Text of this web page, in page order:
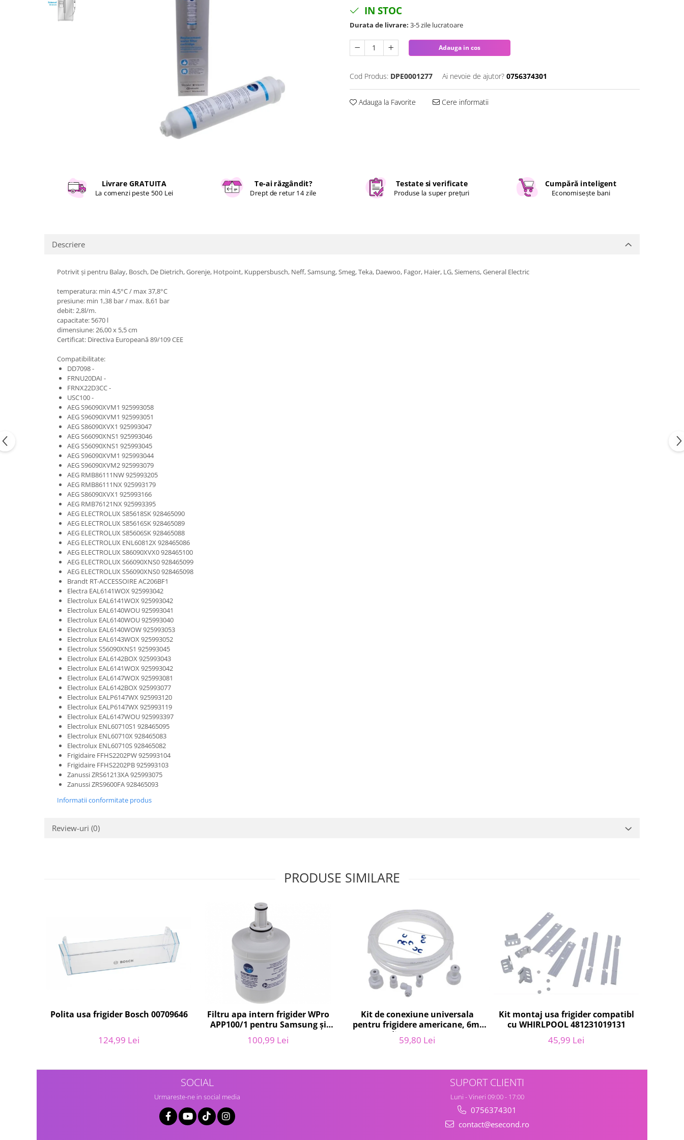
Curatenie si intretinere
Scule electrice si unelte
Silicon, spume si solutii tehnice
Laptopuri si Accesorii
Telefoane Mobile & accesorii
Wearable & Gadgeturi
Electrocasnice & Climatizare
rufe si uscatoare
Accesorii si piese masini spalat
Aparate Frigorifice
Aparate Racire Aer
Aragaze si cuptoare cu microunde
Climatizare & sisteme de incalzire
Electrocasnice pentru Bucatarie
Fiare de calcat si masini de cusut
Ingrijire Locuinta
Purificatoare de aer
Ceasuri barbatesti
Cutii, curele si accesorii ceasuri
Genti si accesorii barbati
Genti si accesorii femei
Imbracaminte barbati
Imbracaminte femei
Imbracaminte si Incaltaminte copii
Incaltaminte barbati
Incaltaminte femei
Ochelari de soare
Ochelari de vedere
Gaming, Carti & Birotica
Birotica & Papetarie
Console, Jocuri & Accesorii
Ingrijire personala & Cosmetice
Accesorii aparate de ras electrice
Accesorii aparate hair styling
Aparate & Accesorii ingrijire
Aparate cosmetice
Consumabile sanitare
Accesorii animale de companie
Igiena animale de companie
IN STOC
Durata de livrare: 3-5 zile lucratoare
Adauga in cos
Cod Produs: DPE0001277 Ai nevoie de ajutor? 0756374301
Adauga la Favorite Cere informatii
Livrare GRATUITA
La comenzi peste 500 Lei
Te-ai răzgândit?
Drept de retur 14 zile
Testate si verificate
Produse la super prețuri
Cumpără inteligent
Economisește bani
Descriere
Potrivit și pentru Balay, Bosch, De Dietrich, Gorenje, Hotpoint, Kuppersbusch, Neff, Samsung, Smeg, Teka, Daewoo, Fagor, Haier, LG, Siemens, General Electric
temperatura: min 4,5°C / max 37,8°C
presiune: min 1,38 bar / max. 8,61 bar
debit: 2,8l/m.
capacitate: 5670 l
dimensiune: 26,00 x 5,5 cm
Certificat: Directiva Europeană 89/109 CEE
Compatibilitate:
DD7098 -
FRNU20DAI -
FRNX22D3CC -
USC100 -
AEG S96090XVM1 925993058
AEG S96090XVM1 925993051
AEG S86090XVX1 925993047
AEG S66090XNS1 925993046
AEG S56090XNS1 925993045
AEG S96090XVM1 925993044
AEG S96090XVM2 925993079
AEG RMB86111NW 925993205
AEG RMB86111NX 925993179
AEG S86090XVX1 925993166
AEG RMB76121NX 925993395
AEG ELECTROLUX S85618SK 928465090
AEG ELECTROLUX S85616SK 928465089
AEG ELECTROLUX S85606SK 928465088
AEG ELECTROLUX ENL60812X 928465086
AEG ELECTROLUX S86090XVX0 928465100
AEG ELECTROLUX S66090XNS0 928465099
AEG ELECTROLUX S56090XNS0 928465098
Brandt RT-ACCESSOIRE AC206BF1
Electra EAL6141WOX 925993042
Electrolux EAL6141WOX 925993042
Electrolux EAL6140WOU 925993041
Electrolux EAL6140WOU 925993040
Electrolux EAL6140WOW 925993053
Electrolux EAL6143WOX 925993052
Electrolux S56090XNS1 925993045
Electrolux EAL6142BOX 925993043
Electrolux EAL6141WOX 925993042
Electrolux EAL6147WOX 925993081
Electrolux EAL6142BOX 925993077
Electrolux EALP6147WX 925993120
Electrolux EALP6147WX 925993119
Electrolux EAL6147WOU 925993397
Electrolux ENL60710S1 928465095
Electrolux ENL60710X 928465083
Electrolux ENL60710S 928465082
Frigidaire FFHS2202PW 925993104
Frigidaire FFHS2202PB 925993103
Zanussi ZRS61213XA 925993075
Zanussi ZRS9600FA 928465093
Informatii conformitate produs
Review-uri (0)
PRODUSE SIMILARE
Polita usa frigider Bosch 00709646
124,99 Lei
Filtru apa intern frigider WPro
APP100/1 pentru Samsung și
Maytag, DA2900003A
100,99 Lei
Kit de conexiune universala
pentru frigidere americane, 6m,
diam 6.35mm
59,80 Lei
Kit montaj usa frigider compatibl
cu WHIRLPOOL 481231019131
45,99 Lei
SOCIAL
Urmareste-ne in social media
SUPORT CLIENTI
Luni - Vineri 09:00 - 17:00
0756374301
contact@esecond.ro